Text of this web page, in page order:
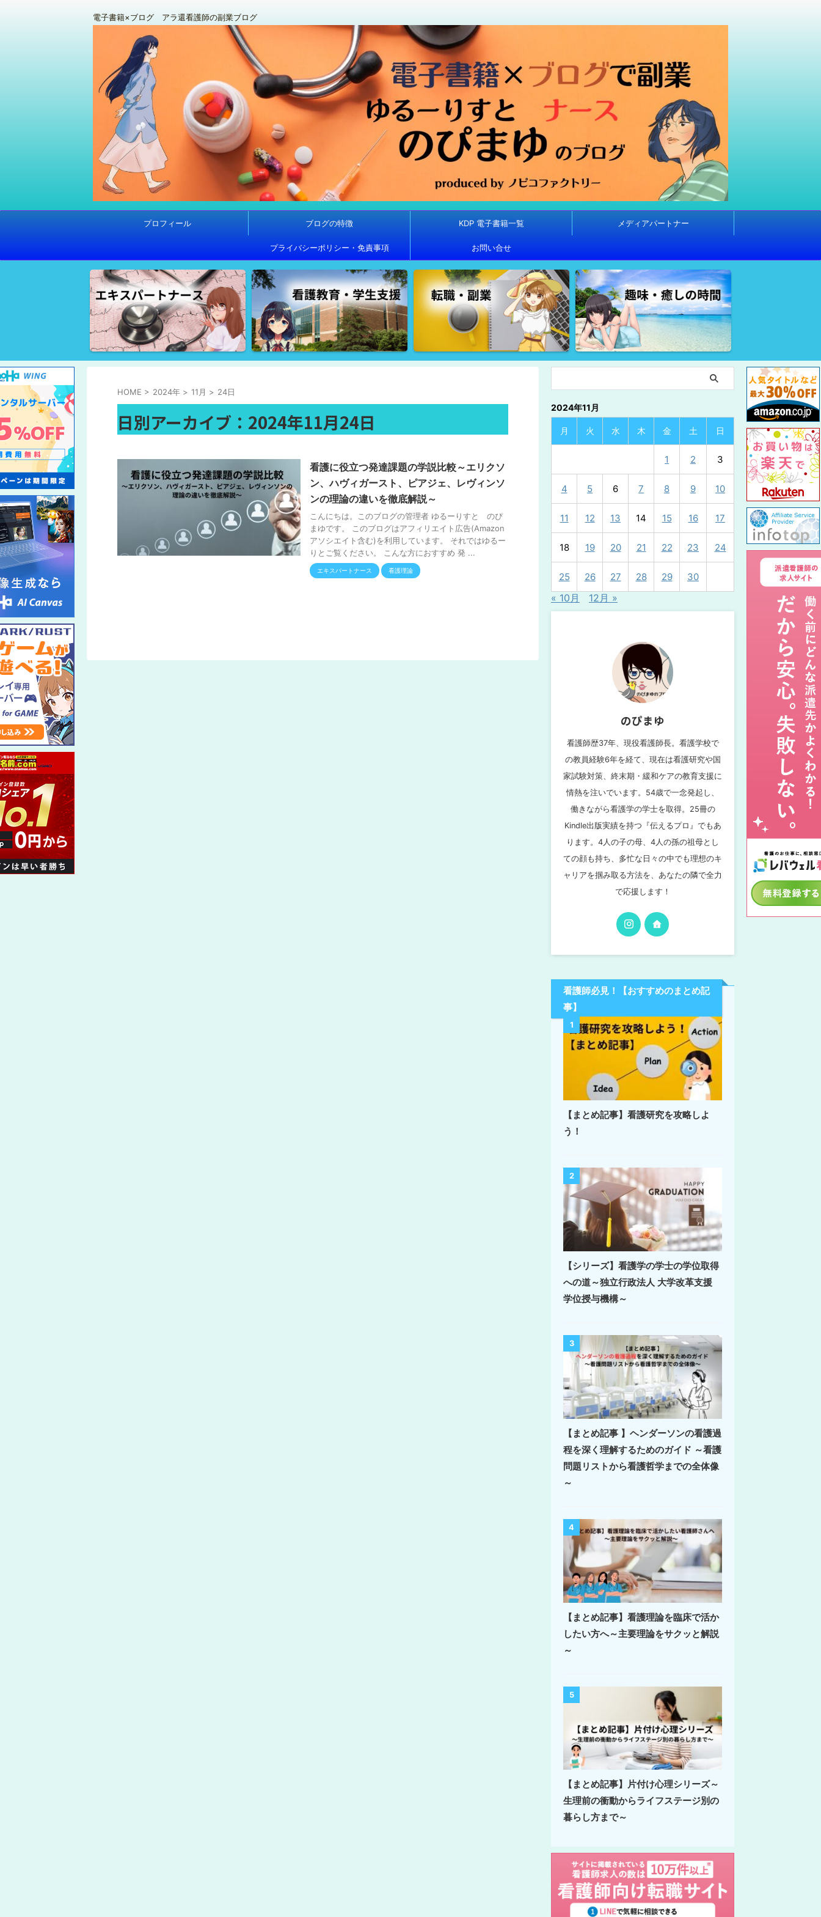
電子書籍×ブログ アラ還看護師の副業ブログ
プロフィール ブログの特徴 KDP 電子書籍一覧 メディアパートナー
プライバシーポリシー・免責事項 お問い合せ
HOME > 2024年 > 11月 > 24日
日別アーカイブ：2024年11月24日
看護に役立つ発達課題の学説比較～エリクソ
ン、ハヴィガースト、ピアジェ、レヴィンソ
ンの理論の違いを徹底解説～
こんにちは。このブログの管理者 ゆるーりすと のぴ
まゆです。 このブログはアフィリエイト広告(Amazon
アソシエイト含む)を利用しています。 それではゆるー
りとご覧ください。 こんな方におすすめ 発 ...
エキスパートナース 看護理論
2024年11月
月 火 水 木 金 土 日
1 2 3
4 5 6 7 8 9 10
11 12 13 14 15 16 17
18 19 20 21 22 23 24
25 26 27 28 29 30
« 10月 12月 »
のぴまゆ
看護師歴37年、現役看護師長。看護学校で
の教員経験6年を経て、現在は看護研究や国
家試験対策、終末期・緩和ケアの教育支援に
情熱を注いでいます。54歳で一念発起し、
働きながら看護学の学士を取得。25冊の
Kindle出版実績を持つ『伝えるプロ』でもあ
ります。4人の子の母、4人の孫の祖母とし
ての顔も持ち、多忙な日々の中でも理想のキ
ャリアを掴み取る方法を、あなたの隣で全力
で応援します！
看護師必見！【おすすめのまとめ記
事】
1
【まとめ記事】看護研究を攻略しよ
う！
2
【シリーズ】看護学の学士の学位取得
への道～独立行政法人 大学改革支援
学位授与機構～
3
【まとめ記事 】ヘンダーソンの看護過
程を深く理解するためのガイド ～看護
問題リストから看護哲学までの全体像
～
4
【まとめ記事】看護理論を臨床で活か
したい方へ～主要理論をサクッと解説
～
5
【まとめ記事】片付け心理シリーズ～
生理前の衝動からライフステージ別の
暮らし方まで～